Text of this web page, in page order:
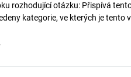
rozhodující otázku: Přispívá
kategorie, ve kterých je tento
.